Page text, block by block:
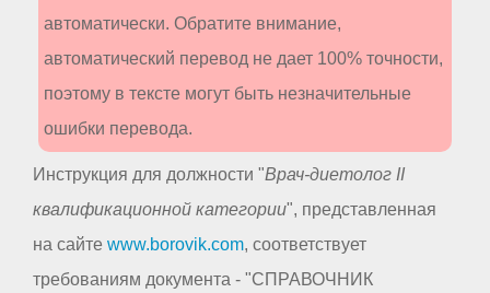
автоматически. Обратите внимание,
автоматический перевод не дает 100% точности,
поэтому в тексте могут быть незначительные
ошибки перевода.
Инструкция для должности "Врач-диетолог II
квалификационной категории", представленная
на сайте www.borovik.com, соответствует
требованиям документа - "СПРАВОЧНИК